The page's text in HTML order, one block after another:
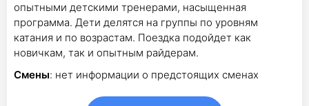
опытными детскими тренерами, насыщенная
программа. Дети делятся на группы по уровням
катания и по возрастам. Поездка подойдет как
новичкам, так и опытным райдерам.
Смены: нет информации о предстоящих сменах